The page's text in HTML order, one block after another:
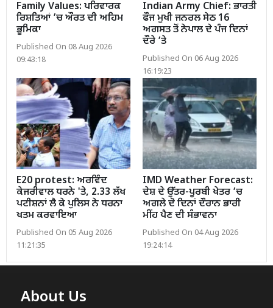
Family Values: ਪਰਿਵਾਰਕ
ਰਿਸ਼ਤਿਆਂ ’ਚ ਔਰਤ ਦੀ ਅਹਿਮ
ਭੂਮਿਕਾ
Published On 08 Aug 2026
09:43:18
Indian Army Chief: ਭਾਰਤੀ
ਫੌਜ ਮੁਖੀ ਜਨਰਲ ਸੇਠ 16
ਅਗਸਤ ਤੋਂ ਨੇਪਾਲ ਦੇ ਪੰਜ ਦਿਨਾਂ
ਦੌਰੇ ’ਤੇ
Published On 06 Aug 2026
16:19:23
E20 protest: ਅਰਵਿੰਦ
ਕੇਜਰੀਵਾਲ ਧਰਨੇ 'ਤੇ, 2.33 ਲੱਖ
ਪਟੀਸ਼ਨਾਂ ਲੈ ਕੇ ਪੁਲਿਸ ਨੇ ਧਰਨਾ
ਖਤਮ ਕਰਵਾਇਆ
Published On 05 Aug 2026
11:21:35
IMD Weather Forecast:
ਦੇਸ਼ ਦੇ ਉੱਤਰ-ਪੂਰਬੀ ਖੇਤਰ ’ਚ
ਅਗਲੇ ਦੋ ਦਿਨਾਂ ਦੌਰਾਨ ਭਾਰੀ
ਮੀਂਹ ਪੈਣ ਦੀ ਸੰਭਾਵਨਾ
Published On 04 Aug 2026
19:24:14
About Us